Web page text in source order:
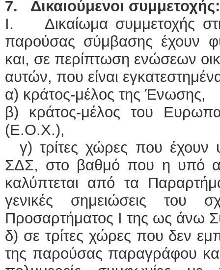
7. Δικαιούμενοι συμμετοχής:
I. Δικαίωμα συμμετοχής
παρούσας σύμβασης έχουν
και, σε περίπτωση ενώσεων
αυτών, που είναι
α) κράτος-μέλος της Ένωσης,
β) κράτος-μέλος του
(Ε.Ο.Χ.),
γ) τρίτες χώρες που έχουν
ΣΔΣ, στο βαθμό που η υπό
καλύπτεται από τα
γενικές σημειώσεις του
Προσαρτήματος I της ως άνω
δ) σε τρίτες χώρες που δεν
της παρούσας παραγράφου